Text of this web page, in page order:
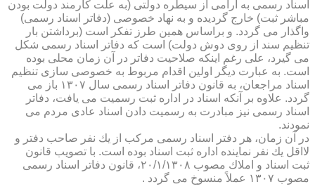
اسناد رسمی به آرامی از سیطره دولتی (به علت كارمند دولت بودن
مباشر ثبت) خارج گردیده و به نهاد خصوصی (دفاتر اسناد رسمی)
واگذار می گردد. و براساس همین طرز تفكر است (برداشتن بار
تنظیم سند از روی دوش دولت) است كه دفاتر اسناد رسمی شكل
می گیرد، علی رغم اینكه صلاحیت دفاتر در آن زمان محلی بوده
است. به عبارت دیگر اولین اقدام مربوط به خصوصی سازی تنظیم
اسناد مراجعان، به قانون دفاتر اسناد رسمی سال ۱۳۰۷ باز می
گردد. علاوه بر آنكه اسناد در اداره ثبت رسمیت می یافت، دفاتر
اسناد رسمی نیز مبادرت به رسمیت دادن اسناد عادی مردم می
نمودند.
در آن زمان، هر دفتر اسناد رسمی مركب از یك نفر صاحب دفتر و
لااقل یك نفر نماینده اداره ثبت اسناد بوده است. با تصویب قانون
ثبت اسناد و املاك مصوب ۲۰/۱/۱۳۰۸، قانون دفاتر اسناد رسمی
مصوب ۱۳۰۷ عملاً منسوخ می گردد .